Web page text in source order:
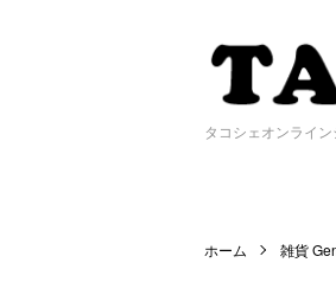
タコシェオンライ
ホーム 雑貨